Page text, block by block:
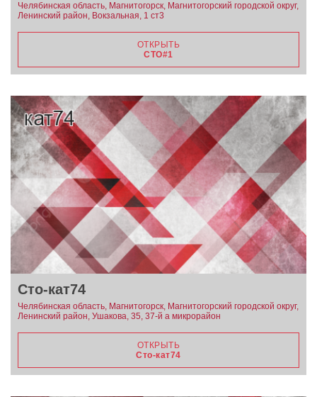
Челябинская область, Магнитогорск, Магнитогорский городской округ,
Ленинский район, Вокзальная, 1 ст3
ОТКРЫТЬ
СТО#1
Сто-кат74
Челябинская область, Магнитогорск, Магнитогорский городской округ,
Ленинский район, Ушакова, 35, 37-й а микрорайон
ОТКРЫТЬ
Сто-кат74